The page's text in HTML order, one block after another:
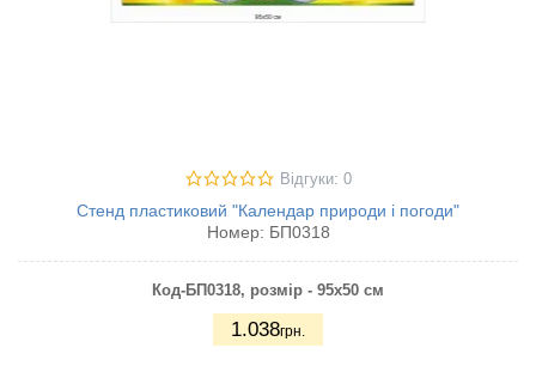
Відгуки: 0
Стенд пластиковий "Календар природи і погоди"
Номер: БП0318
Код-БП0318, розмір - 95х50 см
1.038грн.